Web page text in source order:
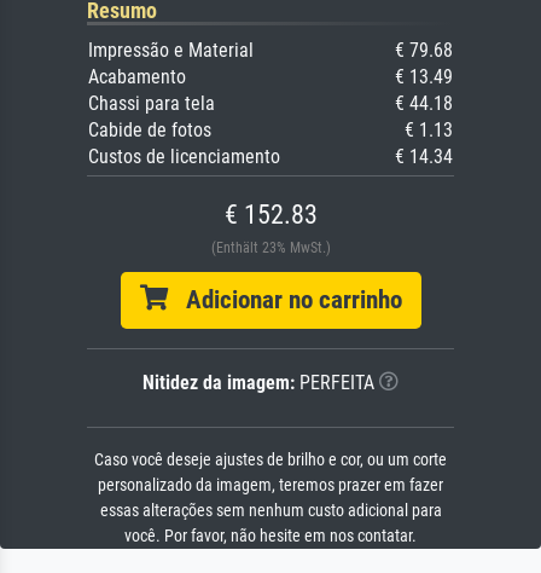
Resumo
Impressão e Material
€ 79.68
Acabamento
€ 13.49
Chassi para tela
€ 44.18
Cabide de fotos
€ 1.13
Custos de licenciamento
€ 14.34
€ 152.83
(Enthält 23% MwSt.)
Adicionar no carrinho
Nitidez da imagem: PERFEITA
Caso você deseje ajustes de brilho e cor, ou um corte
personalizado da imagem, teremos prazer em fazer
essas alterações sem nenhum custo adicional para
você. Por favor, não hesite em nos contatar.